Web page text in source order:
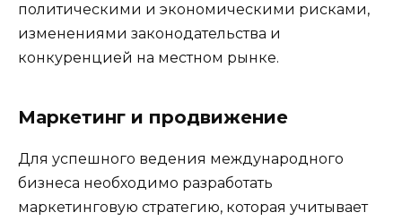
политическими и экономическими рисками,
изменениями законодательства и
конкуренцией на местном рынке.
Маркетинг и продвижение
Для успешного ведения международного
бизнеса необходимо разработать
маркетинговую стратегию, которая учитывает